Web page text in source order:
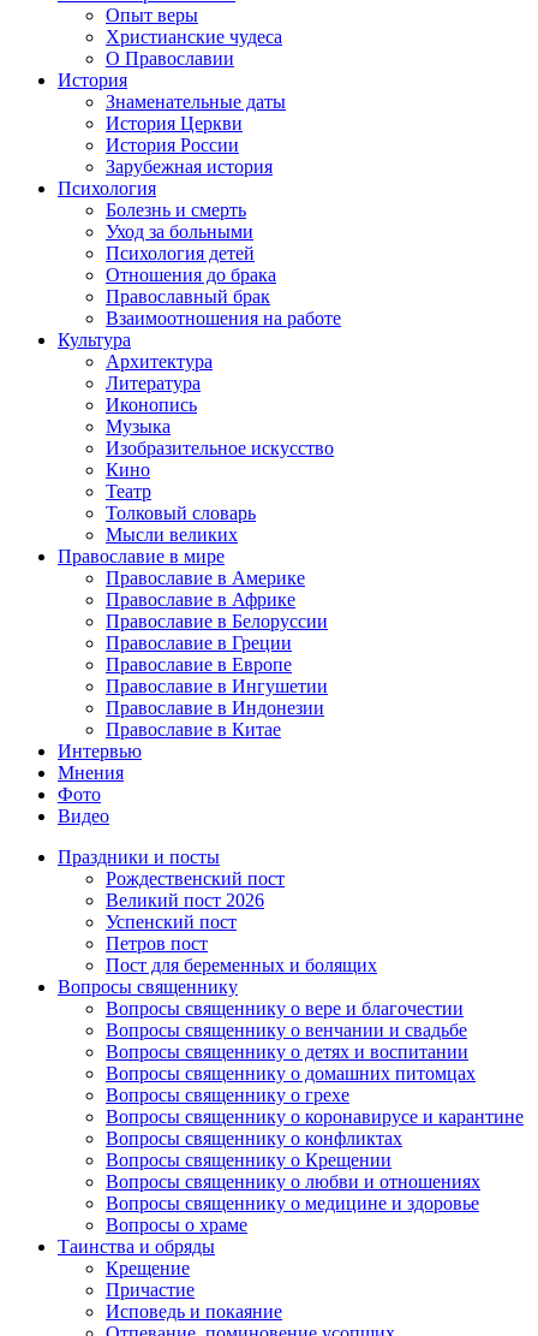
Опыт веры
Христианские чудеса
О Православии
История
Знаменательные даты
История Церкви
История России
Зарубежная история
Психология
Болезнь и смерть
Уход за больными
Психология детей
Отношения до брака
Православный брак
Взаимоотношения на работе
Культура
Архитектура
Литература
Иконопись
Музыка
Изобразительное искусство
Кино
Театр
Толковый словарь
Мысли великих
Православие в мире
Православие в Америке
Православие в Африке
Православие в Белоруссии
Православие в Греции
Православие в Европе
Православие в Ингушетии
Православие в Индонезии
Православие в Китае
Интервью
Мнения
Фото
Видео
Праздники и посты
Рождественский пост
Великий пост 2026
Успенский пост
Петров пост
Пост для беременных и болящих
Вопросы священнику
Вопросы священнику о вере и благочестии
Вопросы священнику о венчании и свадьбе
Вопросы священнику о детях и воспитании
Вопросы священнику о домашних питомцах
Вопросы священнику о грехе
Вопросы священнику о коронавирусе и карантине
Вопросы священнику о конфликтах
Вопросы священнику о Крещении
Вопросы священнику о любви и отношениях
Вопросы священнику о медицине и здоровье
Вопросы о храме
Таинства и обряды
Крещение
Причастие
Исповедь и покаяние